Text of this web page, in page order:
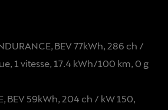
BEV 77kWh, 286 ch /
1 vitesse, 17.4 kWh/100 km, 0 g
BEV 59kWh, 204 ch / kW 150,